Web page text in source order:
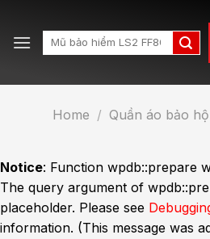
content
Search
for:
Home / Quần áo bảo hộ
Notice: Function wpdb::prepare
The query argument of
placeholder. Please see
information. (This message was